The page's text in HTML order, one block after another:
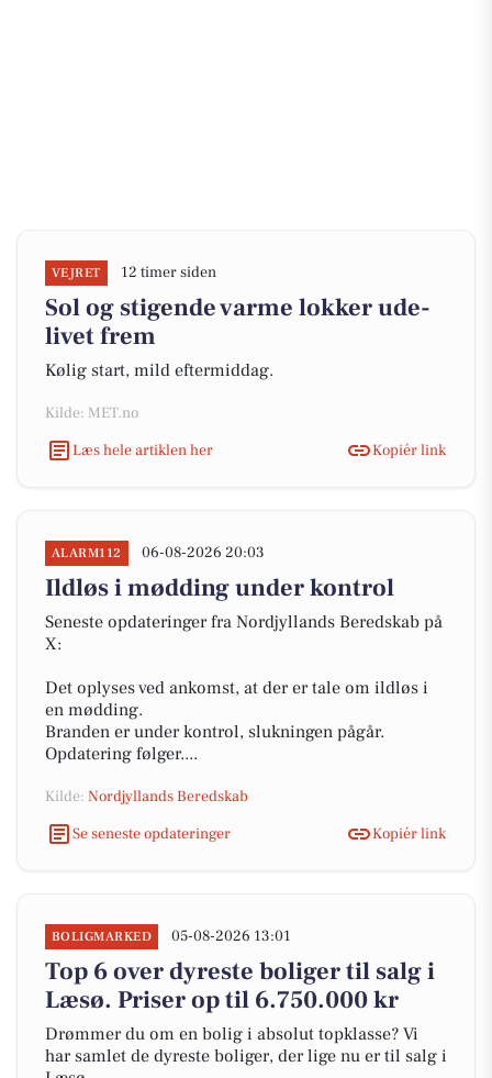
VEJRET 12 timer siden
Sol og stigende varme lokker ude-
livet frem
Kølig start, mild eftermiddag.
Kilde: MET.no
Læs hele artiklen her
Kopiér link
ALARM112 06-08-2026 20:03
Ildløs i mødding under kontrol
Seneste opdateringer fra Nordjyllands Beredskab på
X:
Det oplyses ved ankomst, at der er tale om ildløs i
en mødding.
Branden er under kontrol, slukningen pågår.
Opdatering følger....
Kilde: Nordjyllands Beredskab
Se seneste opdateringer
Kopiér link
BOLIGMARKED 05-08-2026 13:01
Top 6 over dyreste boliger til salg i
Læsø. Priser op til 6.750.000 kr
Drømmer du om en bolig i absolut topklasse? Vi
har samlet de dyreste boliger, der lige nu er til salg i